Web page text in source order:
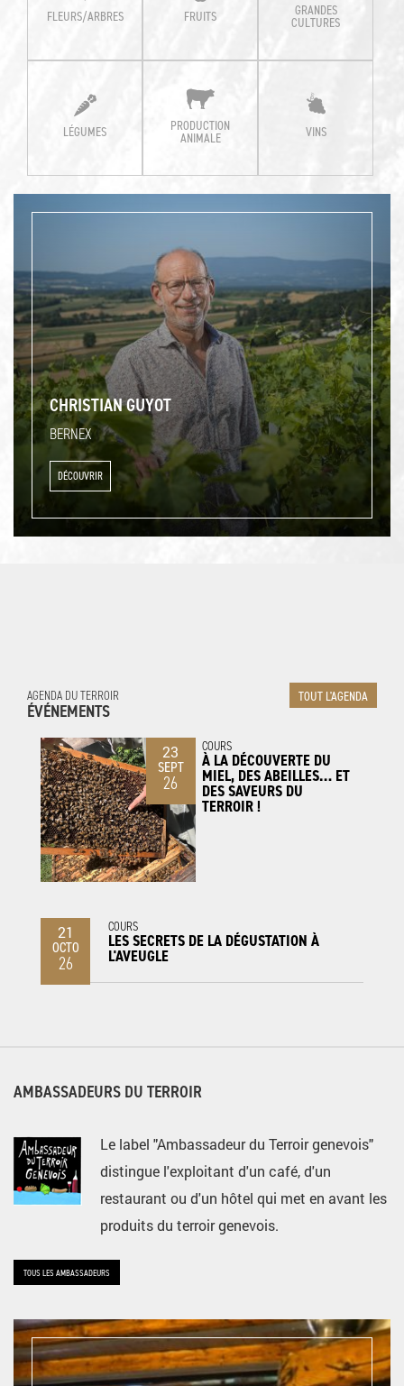
FLEURS/ARBRES FRUITS
GRANDES
CULTURES
LÉGUMES
PRODUCTION
ANIMALE
VINS
CHRISTIAN GUYOT
BERNEX
DÉCOUVRIR
AGENDA DU TERROIR
ÉVÉNEMENTS
TOUT L'AGENDA
23
SEPT
26
COURS
À LA DÉCOUVERTE DU
MIEL, DES ABEILLES… ET
DES SAVEURS DU
TERROIR !
21
OCTO
26
COURS
LES SECRETS DE LA DÉGUSTATION À
L'AVEUGLE
AMBASSADEURS DU TERROIR
Le label "Ambassadeur du Terroir genevois"
distingue l'exploitant d'un café, d'un
restaurant ou d'un hôtel qui met en avant les
produits du terroir genevois.
TOUS LES AMBASSADEURS